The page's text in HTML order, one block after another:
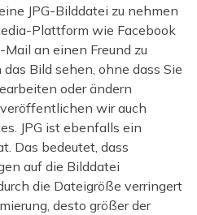
JPG-Bilddatei zu nehmen
Plattform wie Facebook
an einen Freund zu
Bild sehen, ohne dass Sie
oder ändern
wir auch
JPG ist ebenfalls ein
Das bedeutet, dass
auf die Bilddatei
die Dateigröße verringert
desto größer der